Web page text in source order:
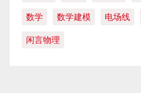
数学 数学建模 电场线
闲言物理